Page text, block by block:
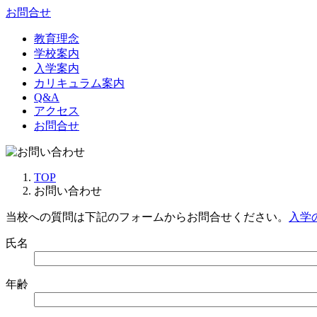
お問合せ
教育理念
学校案内
入学案内
カリキュラム案内
Q&A
アクセス
お問合せ
TOP
お問い合わせ
当校への質問は下記のフォームからお問合せください。 入学
氏名
年齢